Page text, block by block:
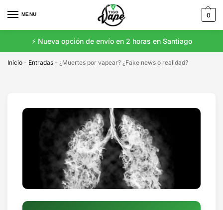
MENU 0
⚡️ Nueva opción de envío en 2 horas en Santiago
Inicio - Entradas - ¿Muertes por vapear? ¿Fake news o realidad?